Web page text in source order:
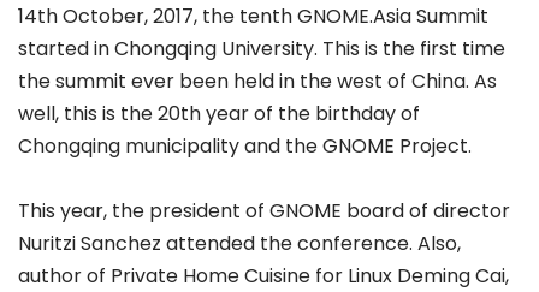
14th October, 2017, the tenth GNOME.Asia Summit
started in Chongqing University. This is the first time
the summit ever been held in the west of China. As
well, this is the 20th year of the birthday of
Chongqing municipality and the GNOME Project.
This year, the president of GNOME board of director
Nuritzi Sanchez attended the conference. Also,
author of Private Home Cuisine for Linux Deming Cai,